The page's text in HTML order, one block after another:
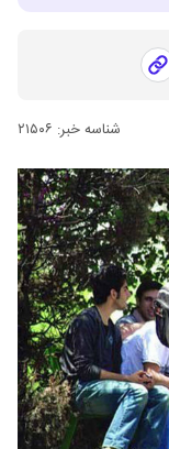
شناسه خبر: ۲۱۵۰۶